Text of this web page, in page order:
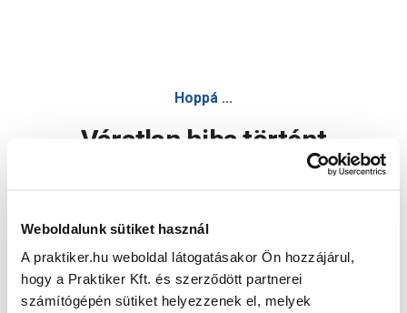
Weboldalunk sütiket használ
A praktiker.hu weboldal látogatásakor Ön hozzájárul,
hogy a Praktiker Kft. és szerződött partnerei
számítógépén sütiket helyezzenek el, melyek
Hoppá ...
Váratlan hiba történt
Oldal újratöltése